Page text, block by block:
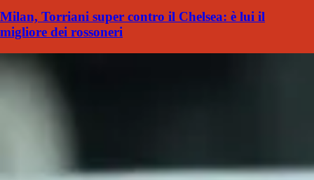
Milan, Torriani super contro il Chelsea: è lui il
migliore dei rossoneri